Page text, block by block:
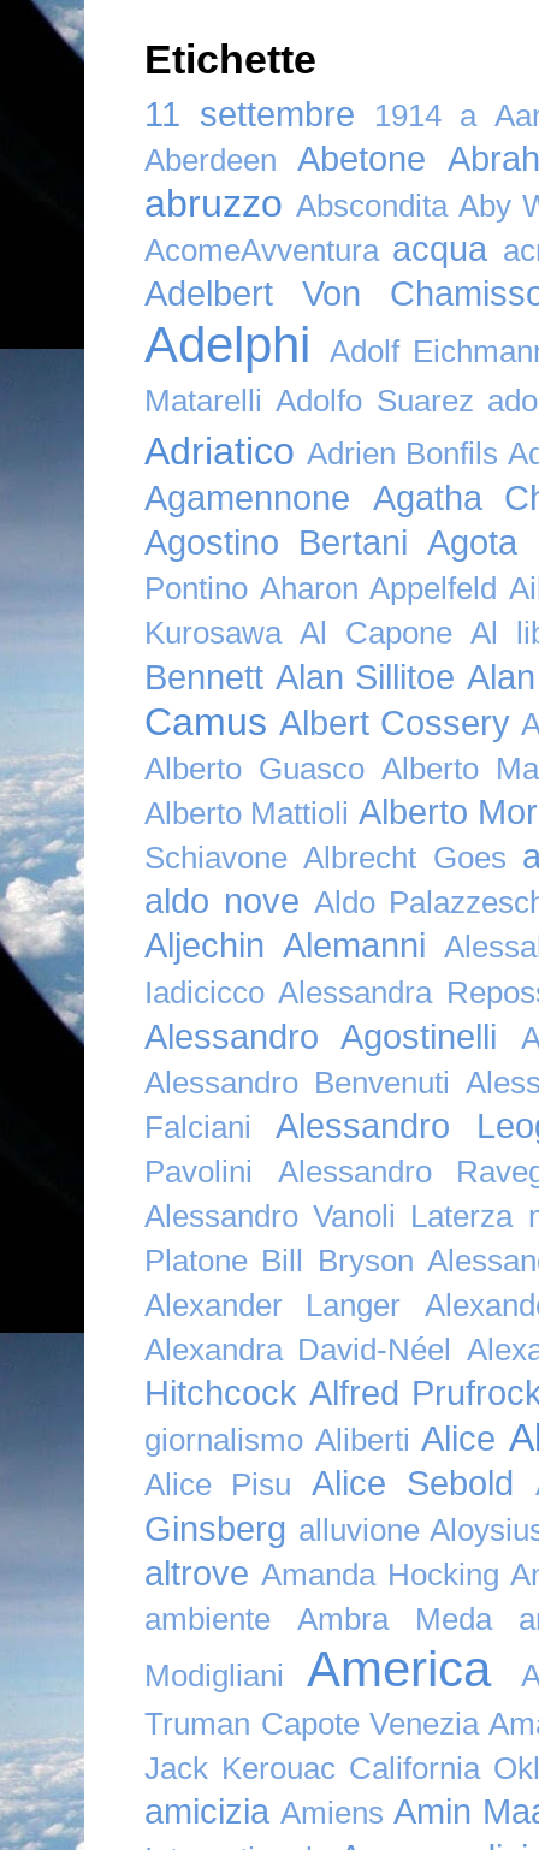
Etichette
11 settembre 1914 a
Aberdeen
Abetone
abruzzo Abscondita Aby
AcomeAvventura acqua
Adelbert Von
Adelphi
Adolf
Matarelli Adolfo Suarez
Adriatico Adrien Bonfils
Agamennone
Agatha
Agostino Bertani Agota
Pontino Aharon Appelfeld
Kurosawa Al Capone Al
Bennett Alan Sillitoe
Camus Albert Cossery
Alberto Guasco Alberto
Alberto Mattioli Alberto
Schiavone Albrecht Goes
aldo nove Aldo
Aljechin Alemanni
Iadicicco Alessandra
Alessandro Agostinelli
Alessandro Benvenuti
Falciani
Alessandro
Pavolini
Alessandro
Alessandro Vanoli Laterza
Platone Bill Bryson
Alexander Langer
Alexandra David-Néel
Hitchcock Alfred
giornalismo Aliberti Alice
Alice Pisu Alice Sebold
Ginsberg alluvione
altrove Amanda Hocking
ambiente
Ambra Meda
Modigliani
America
Truman Capote Venezia
Jack Kerouac California
amicizia Amiens Amin